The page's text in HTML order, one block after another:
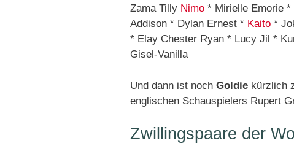
Zama Tilly Nimo * Mirielle Emorie
Addison * Dylan Ernest * Kaito *
* Elay Chester Ryan * Lucy Jil *
Gisel-Vanilla
Und dann ist noch Goldie kürzlich
englischen Schauspielers Rupert
Zwillingspaare der